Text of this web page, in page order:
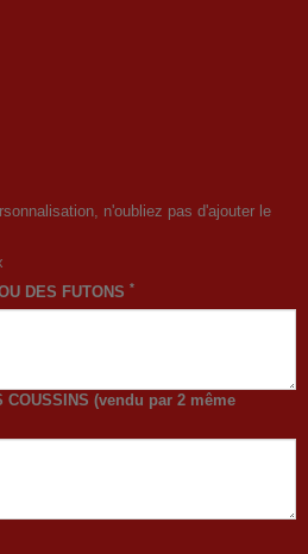
n'oubliez pas d'ajouter le
DES FUTONS *
COUSSINS (vendu par 2 même